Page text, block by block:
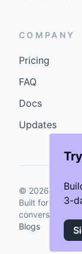
3-
COMPANY
Pricing
FAQ
Docs
Updates
© 2026
Built for
conversions.
Blogs